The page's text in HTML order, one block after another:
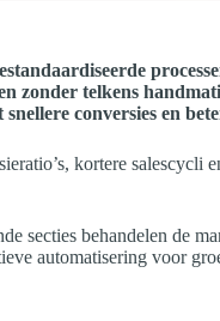
zonder telkens
conversies en
kortere
secties behandelen de
automatisering voor